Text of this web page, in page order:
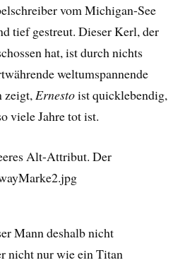
vom Michigan-See
tief gestreut. Dieser Kerl, der
hat, ist durch nichts
weltumspannende
zeigt,Ernestoist quicklebendig,
viele Jahre tot ist.
Mann deshalb nicht
nicht nur wie ein Titan